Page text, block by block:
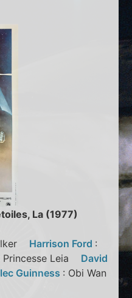
La (1977)
Harrison Ford :
Princesse Leia David
Guinness : Obi Wan